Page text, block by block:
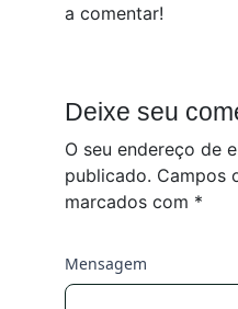
a comentar!
Deixe seu
O seu endereço de
publicado. Campos
marcados com *
Mensagem